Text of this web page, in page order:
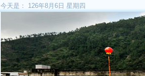
今天是： 126年8月6日 星期四